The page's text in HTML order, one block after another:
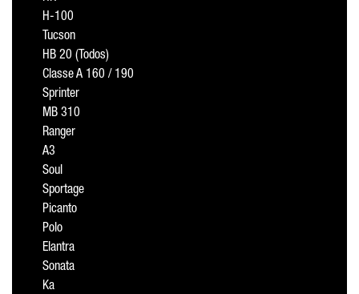
H-100
Tucson
HB 20 (Todos)
Classe A 160 / 190
Sprinter
MB 310
Ranger
A3
Soul
Sportage
Picanto
Polo
Elantra
Sonata
Ka